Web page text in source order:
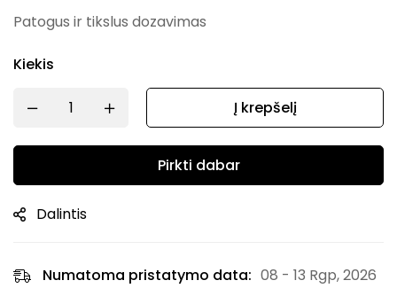
Patogus ir tikslus dozavimas
Kiekis
Į krepšelį
Pirkti dabar
Dalintis
Numatoma pristatymo data: 08 - 13 Rgp, 2026